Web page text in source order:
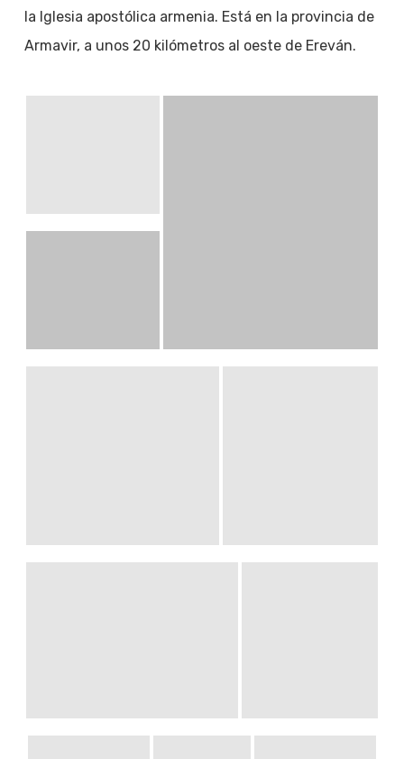
la Iglesia apostólica armenia. Está en la provincia de
Armavir, a unos 20 kilómetros al oeste de Ereván.